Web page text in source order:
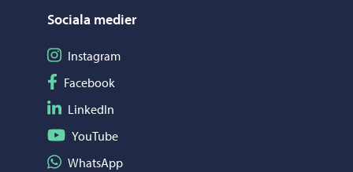
Sociala medier
Följ på Instagram
Instagram
Följ på Facebook
Facebook
Följ på LinkedIn
LinkedIn
Följ på YouTube
YouTube
Dela på WhatsApp
WhatsApp